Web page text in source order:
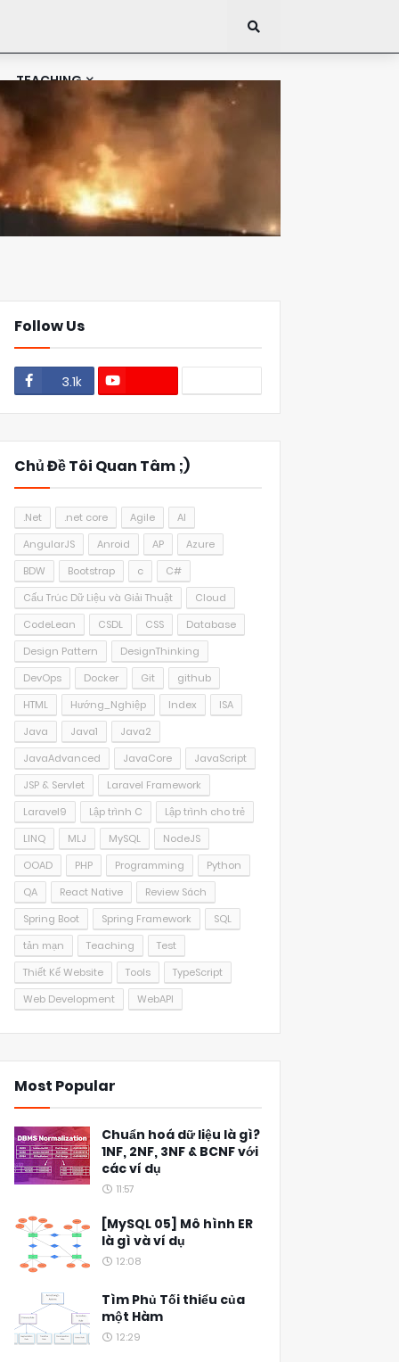
TEACHING
Follow Us
3.1k
Chủ Đề Tôi Quan Tâm ;)
.Net .net core Agile
AI
AngularJS
Anroid AP
Azure
BDW
Bootstrap c
C#
Cấu Trúc Dữ Liệu và Giải Thuật
Cloud
CodeLean
CSDL CSS
Database
Design Pattern
DesignThinking
DevOps
Docker Git
github
HTML
Hướng_Nghiệp Index
ISA
Java
Java1
Java2
JavaAdvanced
JavaCore
JavaScript
JSP & Servlet
Laravel Framework
Laravel9
Lập trình C
Lập trình cho trẻ
LINQ
MLJ MySQL
NodeJS
OOAD
PHP Programming
Python
QA
React Native
Review Sách
Spring Boot
Spring Framework
SQL
tản mạn
Teaching
Test
Thiết Kế Website
Tools
TypeScript
Web Development
WebAPI
Most Popular
Chuẩn hoá dữ liệu là gì?
1NF, 2NF, 3NF & BCNF với
các ví dụ
11:57
[MySQL 05] Mô hình ER
là gì và ví dụ
12:08
Tìm Phủ Tối thiểu của
một Hàm
12:29